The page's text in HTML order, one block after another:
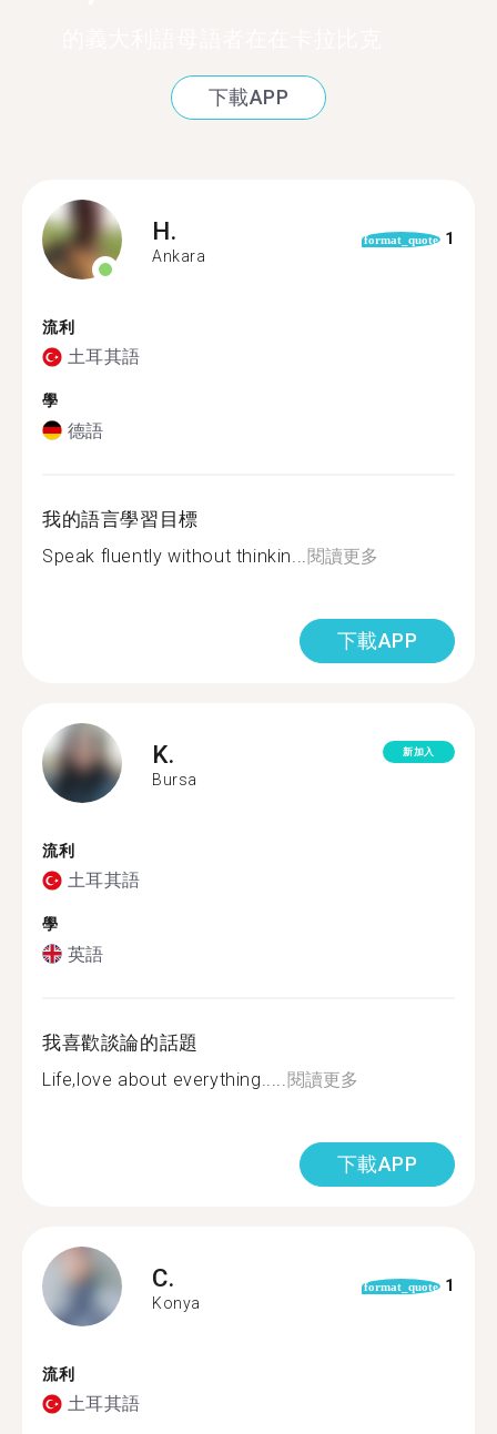
下載APP
H.
Ankara
format_quote 1
流利
土耳其語
學
德語
我的語言學習目標
Speak fluently without thinkin... 閱讀更多
下載APP
K.
Bursa
新加入
流利
土耳其語
學
英語
我喜歡談論的話題
Life,love about everything..... 閱讀更多
下載APP
C.
Konya
format_quote 1
流利
土耳其語